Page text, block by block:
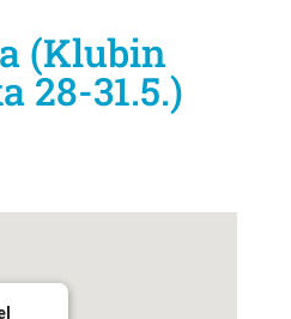
(Klubin
28-31.5.)